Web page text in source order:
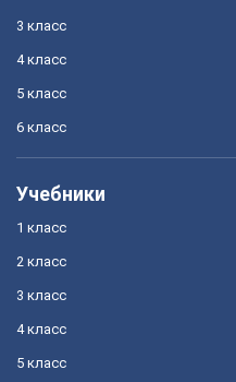
3 класс
4 класс
5 класс
6 класс
Учебники
1 класс
2 класс
3 класс
4 класс
5 класс